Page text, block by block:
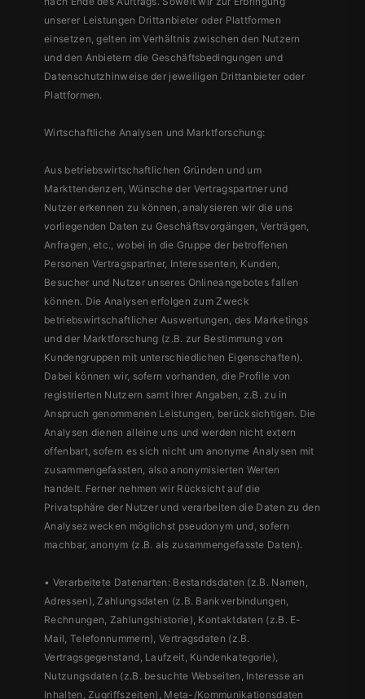
unserer Leistungen Drittanbieter oder Plattformen
einsetzen, gelten im Verhältnis zwischen den Nutzern
und den Anbietern die Geschäftsbedingungen und
Datenschutzhinweise der jeweiligen Drittanbieter oder
Plattformen.
Wirtschaftliche Analysen und Marktforschung:
Aus betriebswirtschaftlichen Gründen und um
Markttendenzen, Wünsche der Vertragspartner und
Nutzer erkennen zu können, analysieren wir die uns
vorliegenden Daten zu Geschäftsvorgängen, Verträgen,
Anfragen, etc., wobei in die Gruppe der betroffenen
Personen Vertragspartner, Interessenten, Kunden,
Besucher und Nutzer unseres Onlineangebotes fallen
können. Die Analysen erfolgen zum Zweck
betriebswirtschaftlicher Auswertungen, des Marketings
und der Marktforschung (z.B. zur Bestimmung von
Kundengruppen mit unterschiedlichen Eigenschaften).
Dabei können wir, sofern vorhanden, die Profile von
registrierten Nutzern samt ihrer Angaben, z.B. zu in
Anspruch genommenen Leistungen, berücksichtigen. Die
Analysen dienen alleine uns und werden nicht extern
offenbart, sofern es sich nicht um anonyme Analysen mit
zusammengefassten, also anonymisierten Werten
handelt. Ferner nehmen wir Rücksicht auf die
Privatsphäre der Nutzer und verarbeiten die Daten zu den
Analysezwecken möglichst pseudonym und, sofern
machbar, anonym (z.B. als zusammengefasste Daten).
• Verarbeitete Datenarten: Bestandsdaten (z.B. Namen,
Adressen), Zahlungsdaten (z.B. Bankverbindungen,
Rechnungen, Zahlungshistorie), Kontaktdaten (z.B. E-
Mail, Telefonnummern), Vertragsdaten (z.B.
Vertragsgegenstand, Laufzeit, Kundenkategorie),
Nutzungsdaten (z.B. besuchte Webseiten, Interesse an
Inhalten, Zugriffszeiten), Meta-/Kommunikationsdaten